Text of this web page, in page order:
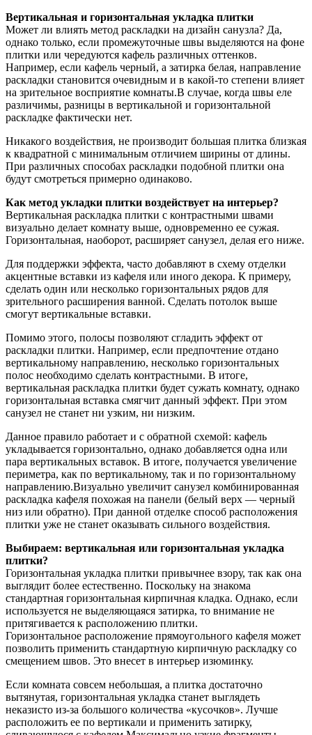
Вертикальная и горизонтальная укладка плитки
Может ли влиять метод раскладки на дизайн санузла? Да,
однако только, если промежуточные швы выделяются на фоне
плитки или чередуются кафель различных оттенков.
Например, если кафель черный, а затирка белая, направление
раскладки становится очевидным и в какой-то степени влияет
на зрительное восприятие комнаты.В случае, когда швы еле
различимы, разницы в вертикальной и горизонтальной
раскладке фактически нет.
Никакого воздействия, не производит большая плитка близкая
к квадратной с минимальным отличием ширины от длины.
При различных способах раскладки подобной плитки она
будут смотреться примерно одинаково.
Как метод укладки плитки воздействует на интерьер?
Вертикальная раскладка плитки с контрастными швами
визуально делает комнату выше, одновременно ее сужая.
Горизонтальная, наоборот, расширяет санузел, делая его ниже.
Для поддержки эффекта, часто добавляют в схему отделки
акцентные вставки из кафеля или иного декора. К примеру,
сделать один или несколько горизонтальных рядов для
зрительного расширения ванной. Сделать потолок выше
смогут вертикальные вставки.
Помимо этого, полосы позволяют сгладить эффект от
раскладки плитки. Например, если предпочтение отдано
вертикальному направлению, несколько горизонтальных
полос необходимо сделать контрастными. В итоге,
вертикальная раскладка плитки будет сужать комнату, однако
горизонтальная вставка смягчит данный эффект. При этом
санузел не станет ни узким, ни низким.
Данное правило работает и с обратной схемой: кафель
укладывается горизонтально, однако добавляется одна или
пара вертикальных вставок. В итоге, получается увеличение
периметра, как по вертикальному, так и по горизонтальному
направлению.Визуально увеличит санузел комбинированная
раскладка кафеля похожая на панели (белый верх — черный
низ или обратно). При данной отделке способ расположения
плитки уже не станет оказывать сильного воздействия.
Выбираем: вертикальная или горизонтальная укладка
плитки?
Горизонтальная укладка плитки привычнее взору, так как она
выглядит более естественно. Поскольку на знакома
стандартная горизонтальная кирпичная кладка. Однако, если
используется не выделяющаяся затирка, то внимание не
притягивается к расположению плитки.
Горизонтальное расположение прямоугольного кафеля может
позволить применить стандартную кирпичную раскладку со
смещением швов. Это внесет в интерьер изюминку.
Если комната совсем небольшая, а плитка достаточно
вытянутая, горизонтальная укладка станет выглядеть
неказисто из-за большого количества «кусочков». Лучше
расположить ее по вертикали и применить затирку,